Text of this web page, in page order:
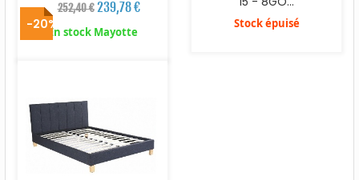
252,40 € 239,78 €
En stock Mayotte
Stock épuisé
-20%